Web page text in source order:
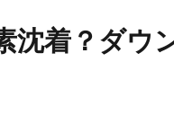
沈着？ダウ